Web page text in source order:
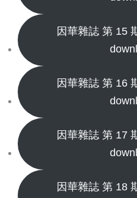
因華雜誌 第 15
因華雜誌 第 16
因華雜誌 第 17
因華雜誌 第 18